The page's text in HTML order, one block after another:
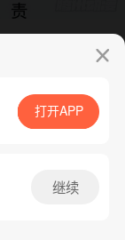
App免费看
看
打开APP
继续